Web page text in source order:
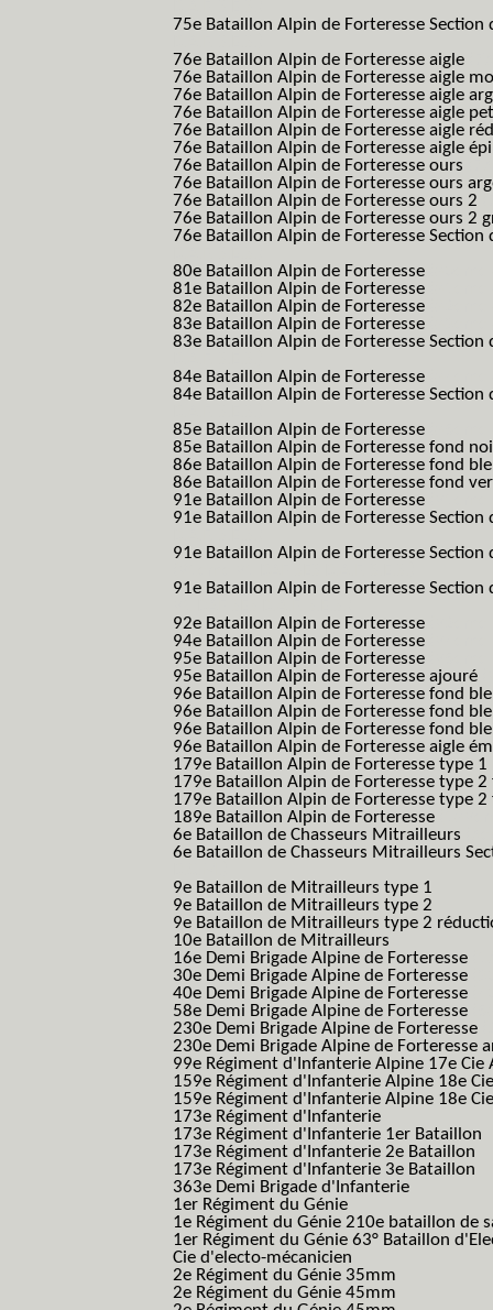
75e Bataillon Alpin de Forteresse
76e Bataillon Alpin de Forteresse aigle
76e Bataillon Alpin de Forteresse aigle
76e Bataillon Alpin de Forteresse aigle
76e Bataillon Alpin de Forteresse aigle
76e Bataillon Alpin de Forteresse aigle
76e Bataillon Alpin de Forteresse aigle
76e Bataillon Alpin de Forteresse ours
76e Bataillon Alpin de Forteresse ours
76e Bataillon Alpin de Forteresse ours 2
76e Bataillon Alpin de Forteresse ours 2
76e Bataillon Alpin de Forteresse
80e Bataillon Alpin de Forteresse
81e Bataillon Alpin de Forteresse
82e Bataillon Alpin de Forteresse
83e Bataillon Alpin de Forteresse
83e Bataillon Alpin de Forteresse
84e Bataillon Alpin de Forteresse
84e Bataillon Alpin de Forteresse
85e Bataillon Alpin de Forteresse
85e Bataillon Alpin de Forteresse fond
86e Bataillon Alpin de Forteresse fond
86e Bataillon Alpin de Forteresse fond
91e Bataillon Alpin de Forteresse
91e Bataillon Alpin de Forteresse
91e Bataillon Alpin de Forteresse
91e Bataillon Alpin de Forteresse
92e Bataillon Alpin de Forteresse
94e Bataillon Alpin de Forteresse
95e Bataillon Alpin de Forteresse
95e Bataillon Alpin de Forteresse ajouré
96e Bataillon Alpin de Forteresse fond
96e Bataillon Alpin de Forteresse fond
96e Bataillon Alpin de Forteresse fond
96e Bataillon Alpin de Forteresse aigle
179e Bataillon Alpin de Forteresse type 1
179e Bataillon Alpin de Forteresse type
179e Bataillon Alpin de Forteresse type
189e Bataillon Alpin de Forteresse
6e Bataillon de Chasseurs Mitrailleurs
6e Bataillon de Chasseurs Mitrailleurs
9e Bataillon de Mitrailleurs type 1
9e Bataillon de Mitrailleurs type 2
9e Bataillon de Mitrailleurs type 2
10e Bataillon de Mitrailleurs
16e Demi Brigade Alpine de Forteresse
30e Demi Brigade Alpine de Forteresse
40e Demi Brigade Alpine de Forteresse
58e Demi Brigade Alpine de Forteresse
230e Demi Brigade Alpine de Forteresse
230e Demi Brigade Alpine de Forteresse
99e Régiment d'Infanterie Alpine 17e
159e Régiment d'Infanterie Alpine 18e
159e Régiment d'Infanterie Alpine 18e
173e Régiment d'Infanterie
173e Régiment d'Infanterie 1er Bataillon
173e Régiment d'Infanterie 2e Bataillon
173e Régiment d'Infanterie 3e Bataillon
363e Demi Brigade d'Infanterie
1er Régiment du Génie
1e Régiment du Génie 210e bataillon de
1er Régiment du Génie 63° Bataillon
Cie d'electo-mécanicien
2e Régiment du Génie 35mm
2e Régiment du Génie 45mm